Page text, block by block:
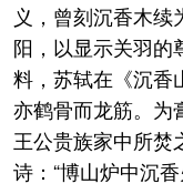
义，曾刻沉香木
阳，以显示关羽的
料，苏轼在《沉香
亦鹤骨而龙筋。为
王公贵族家中所焚
诗：“博山炉中沉